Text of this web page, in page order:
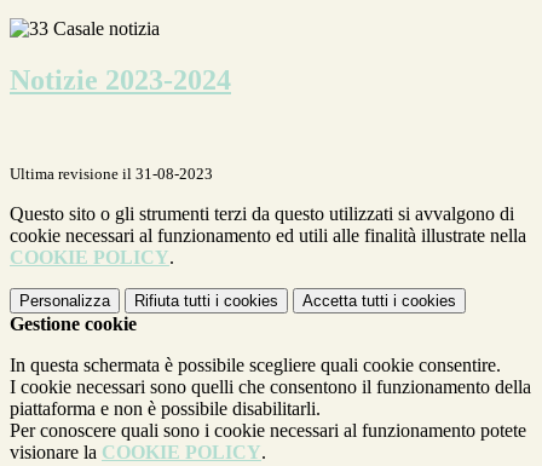
Notizie 2023-2024
Ultima revisione il 31-08-2023
Questo sito o gli strumenti terzi da questo utilizzati si avvalgono di
cookie necessari al funzionamento ed utili alle finalità illustrate nella
COOKIE POLICY.
Personalizza Rifiuta tutti i cookies Accetta tutti i cookies
Gestione cookie
In questa schermata è possibile scegliere quali cookie consentire.
I cookie necessari sono quelli che consentono il funzionamento della
piattaforma e non è possibile disabilitarli.
Per conoscere quali sono i cookie necessari al funzionamento potete
visionare la COOKIE POLICY.